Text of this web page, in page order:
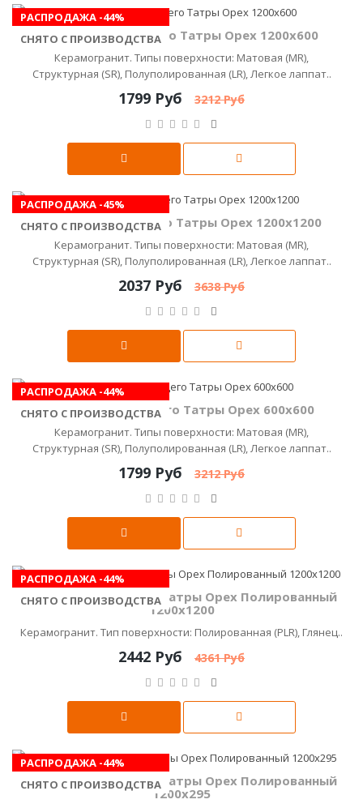
РАСПРОДАЖА -44%
СНЯТО С ПРОИЗВОДСТВА
Керамика Будущего Татры Орех 1200x600
Керамогранит. Типы поверхности: Матовая (MR),
Структурная (SR), Полуполированная (LR), Легкое лаппат..
1799 Руб 3212 Руб
РАСПРОДАЖА -45%
СНЯТО С ПРОИЗВОДСТВА
Керамика Будущего Татры Орех 1200х1200
Керамогранит. Типы поверхности: Матовая (MR),
Структурная (SR), Полуполированная (LR), Легкое лаппат..
2037 Руб 3638 Руб
РАСПРОДАЖА -44%
СНЯТО С ПРОИЗВОДСТВА
Керамика Будущего Татры Орех 600x600
Керамогранит. Типы поверхности: Матовая (MR),
Структурная (SR), Полуполированная (LR), Легкое лаппат..
1799 Руб 3212 Руб
РАСПРОДАЖА -44%
СНЯТО С ПРОИЗВОДСТВА
Керамика Будущего Татры Орех Полированный
1200х1200
Керамогранит. Тип поверхности: Полированная (PLR), Глянец..
2442 Руб 4361 Руб
РАСПРОДАЖА -44%
СНЯТО С ПРОИЗВОДСТВА
Керамика Будущего Татры Орех Полированный
1200х295